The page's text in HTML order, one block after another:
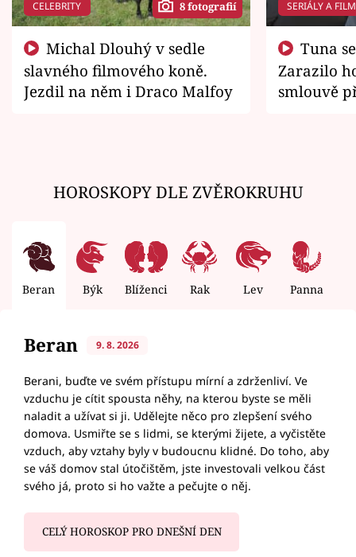
CELEBRITY 8 fotografií
slavného filmového koně.
Jezdil na něm i Draco Malfoy
SERIÁLY A
Zarazilo
smlouvě
HOROSKOPY DLE ZVĚROKRUHU
Beran Býk Blíženci Rak Lev Panna
Beran 9. 8. 2026
Berani, buďte ve svém přístupu mírní a zdrženliví. Ve
vzduchu je cítit spousta něhy, na kterou byste se měli
naladit a užívat si ji. Udělejte něco pro zlepšení svého
domova. Usmiřte se s lidmi, se kterými žijete, a vyčistěte
vzduch, aby vztahy byly v budoucnu klidné. Do toho, aby
se váš domov stal útočištěm, jste investovali velkou část
svého já, proto si ho važte a pečujte o něj.
CELÝ HOROSKOP PRO DNEŠNÍ DEN